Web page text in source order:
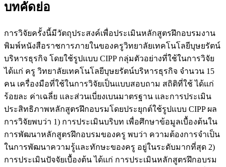
บทคัดย่อ
การวิจัยครั้งนี้มีวัตถุประสงค์เพื่อประเมินหลักสูตรฝึกอบรมงาน
พิมพ์หนังสือราชการภายในของครูวิทยาลัยเทคโนโลยีบุษยรัตน์
บริหารธุรกิจ โดยใช้รูปแบบ CIPP กลุ่มตัวอย่างที่ใช้ในการวิจัย
ได้แก่ ครู วิทยาลัยเทคโนโลยีบุษยรัตน์บริหารธุรกิจ จำนวน 15
คน เครื่องมือที่ใช้ในการวิจัยเป็นแบบสอบถาม สถิติที่ใช้ ได้แก่
ร้อยละ ค่าเฉลี่ย และส่วนเบี่ยงเบนมาตรฐาน และการประเมิน
ประสิทธิภาพหลักสูตรฝึกอบรมโดยประยุกต์ใช้รูปแบบ CIPP ผล
การวิจัยพบว่า 1) การประเมินบริบท เพื่อศึกษาข้อมูลเบื้องต้นใน
การพัฒนาหลักสูตรฝึกอบรมของครู พบว่า ความต้องการจำเป็น
ในการพัฒนาความรู้และทักษะของครู อยู่ในระดับมากที่สุด 2)
การประเมินปัจจัยเบื้องต้น ได้แก่ การประเมินหลักสูตรฝึกอบรม